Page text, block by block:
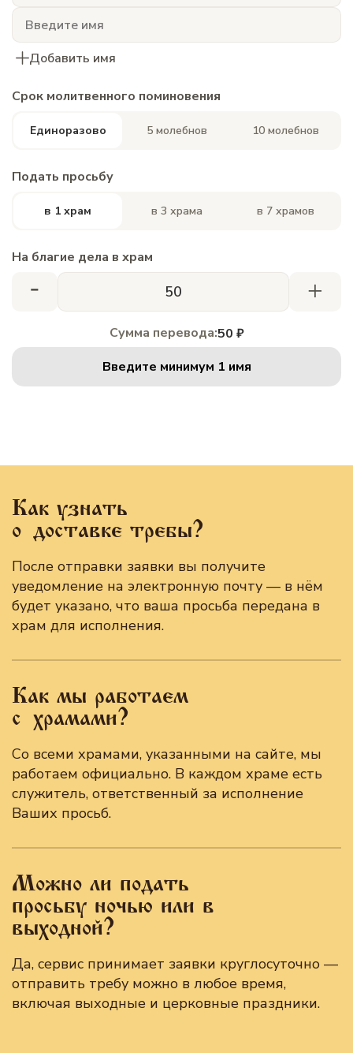
Добавить имя
Срок молитвенного поминовения
Единоразово 5 молебнов 10 молебнов
Подать просьбу
в 1 храм в 3 храма в 7 храмов
На благие дела в храм
- +
Сумма перевода:50 ₽
Введите минимум 1 имя
Как узнать
о доставке требы?
После отправки заявки вы получите
уведомление на электронную почту — в нём
будет указано, что ваша просьба передана в
храм для исполнения.
Как мы работаем
с храмами?
Со всеми храмами, указанными на сайте, мы
работаем официально. В каждом храме есть
служитель, ответственный за исполнение
Ваших просьб.
Можно ли подать
просьбу ночью или в
выходной?
Да, сервис принимает заявки круглосуточно —
отправить требу можно в любое время,
включая выходные и церковные праздники.